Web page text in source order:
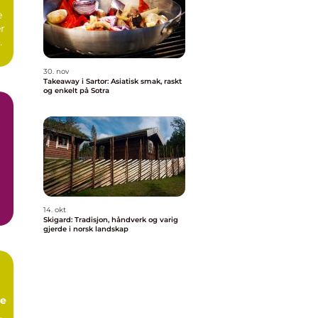
30. nov
Takeaway i Sartor: Asiatisk smak, raskt
og enkelt på Sotra
14. okt
Skigard: Tradisjon, håndverk og varig
gjerde i norsk landskap